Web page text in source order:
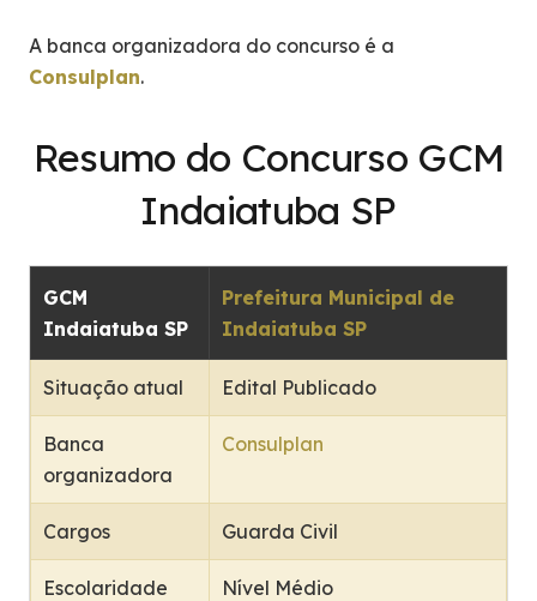
A banca organizadora do concurso é a
Consulplan.
Resumo do Concurso GCM
Indaiatuba SP
GCM
Indaiatuba SP
Prefeitura Municipal de
Indaiatuba SP
Situação atual Edital Publicado
Banca
organizadora
Consulplan
Cargos Guarda Civil
Escolaridade Nível Médio